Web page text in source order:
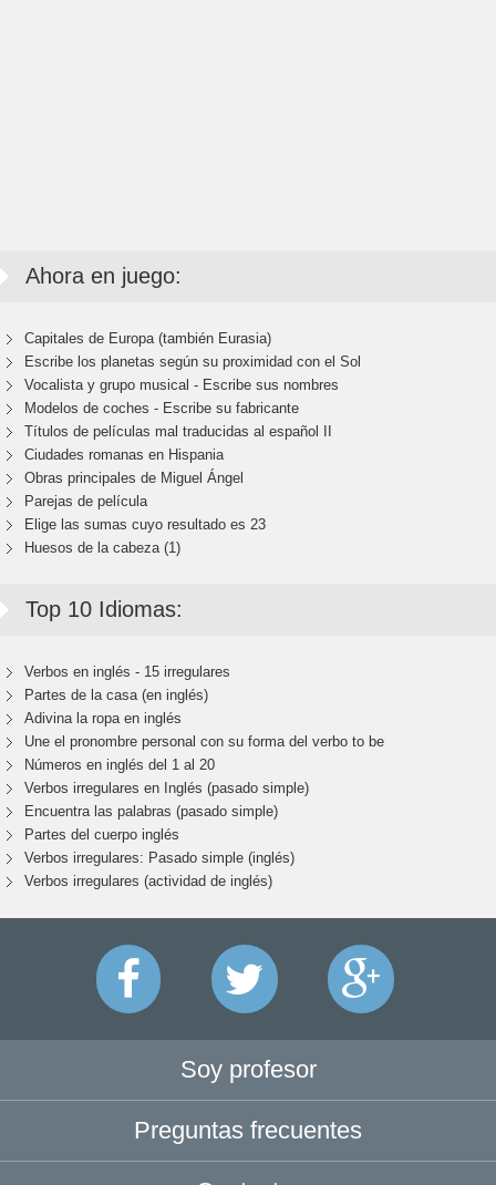
Ahora en juego:
Capitales de Europa (también Eurasia)
Escribe los planetas según su proximidad con el Sol
Vocalista y grupo musical - Escribe sus nombres
Modelos de coches - Escribe su fabricante
Títulos de películas mal traducidas al español II
Ciudades romanas en Hispania
Obras principales de Miguel Ángel
Parejas de película
Elige las sumas cuyo resultado es 23
Huesos de la cabeza (1)
Top 10 Idiomas:
Verbos en inglés - 15 irregulares
Partes de la casa (en inglés)
Adivina la ropa en inglés
Une el pronombre personal con su forma del verbo to be
Números en inglés del 1 al 20
Verbos irregulares en Inglés (pasado simple)
Encuentra las palabras (pasado simple)
Partes del cuerpo inglés
Verbos irregulares: Pasado simple (inglés)
Verbos irregulares (actividad de inglés)
Soy profesor
Preguntas frecuentes